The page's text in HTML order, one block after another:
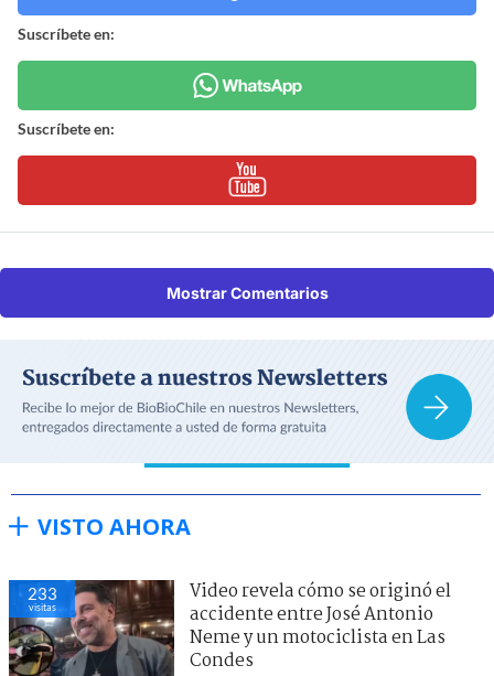
Suscríbete en:
Suscríbete en:
Mostrar Comentarios
VISTO AHORA
233
visitas
Video revela cómo se originó el
accidente entre José Antonio
Neme y un motociclista en Las
Condes